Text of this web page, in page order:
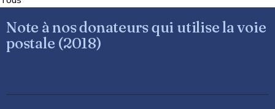
Note à nos donateurs qui utilise la voie
postale (2018)